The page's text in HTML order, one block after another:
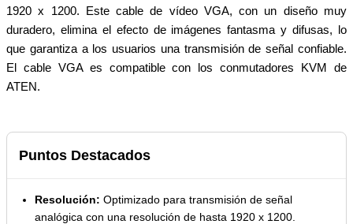
1920 x 1200. Este cable de vídeo VGA, con un diseño muy
duradero, elimina el efecto de imágenes fantasma y difusas, lo
que garantiza a los usuarios una transmisión de señal confiable.
El cable VGA es compatible con los conmutadores KVM de
ATEN.
Puntos Destacados
Resolución: Optimizado para transmisión de señal
analógica con una resolución de hasta 1920 x 1200.